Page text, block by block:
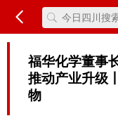
福华化学董事
推动产业升级
物